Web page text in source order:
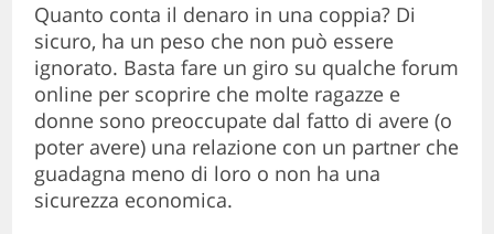
Quanto conta il denaro in una coppia? Di
sicuro, ha un peso che non può essere
ignorato. Basta fare un giro su qualche forum
online per scoprire che molte ragazze e
donne sono preoccupate dal fatto di avere (o
poter avere) una relazione con un partner che
guadagna meno di loro o non ha una
sicurezza economica.